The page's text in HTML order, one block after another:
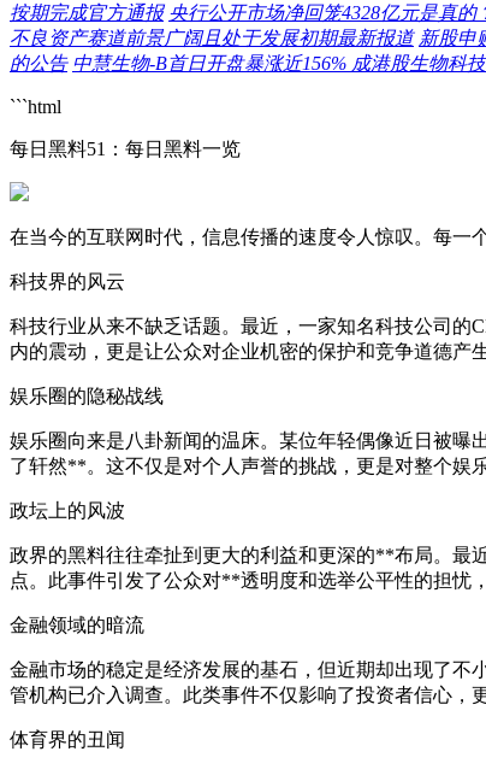
按期完成官方通报 央行公开市场净回笼4328亿元是真的
不良资产赛道前景广阔且处于发展初期最新报道 新股申
的公告 中慧生物-B首日开盘暴涨近156% 成港股生物科
```html
每日黑料51：每日黑料一览
在当今的互联网时代，信息传播的速度令人惊叹。每一
科技界的风云
科技行业从来不缺乏话题。最近，一家知名科技公司的
内的震动，更是让公众对企业机密的保护和竞争道德产
娱乐圈的隐秘战线
娱乐圈向来是八卦新闻的温床。某位年轻偶像近日被曝
了轩然**。这不仅是对个人声誉的挑战，更是对整个娱
政坛上的风波
政界的黑料往往牵扯到更大的利益和更深的**布局。最
点。此事件引发了公众对**透明度和选举公平性的担忧
金融领域的暗流
金融市场的稳定是经济发展的基石，但近期却出现了不
管机构已介入调查。此类事件不仅影响了投资者信心，
体育界的丑闻